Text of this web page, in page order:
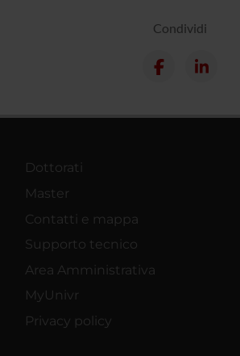
Condividi
Dottorati
Master
Contatti e mappa
Supporto tecnico
Area Amministrativa
MyUnivr
Privacy policy